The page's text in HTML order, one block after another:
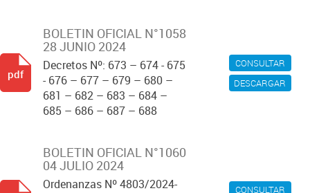
CONSULTAR
DESCARGAR
BOLETIN OFICIAL N°1058
28 JUNIO 2024
Decretos Nº: 673 – 674 - 675
- 676 – 677 – 679 – 680 –
681 – 682 – 683 – 684 –
685 – 686 – 687 – 688
pdf
CONSULTAR
BOLETIN OFICIAL N°1060
04 JULIO 2024
Ordenanzas Nº 4803/2024-